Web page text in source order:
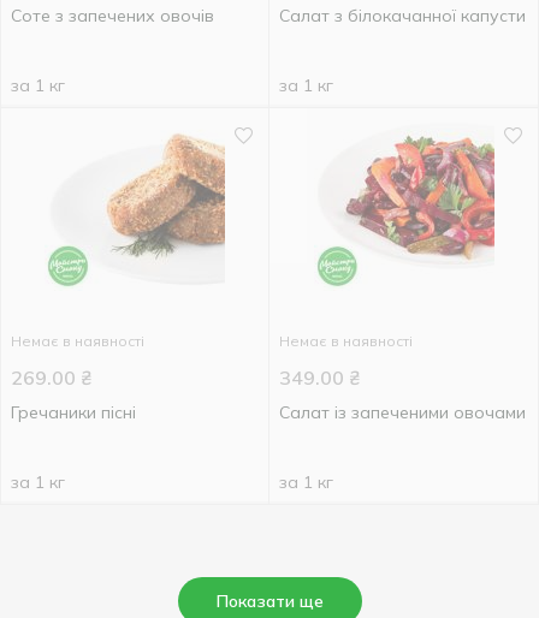
Соте з запечених овочів
за 1 кг
Салат з білокачанної капусти
за 1 кг
Немає в наявності
269.00 ₴
Гречаники пісні
за 1 кг
Немає в наявності
349.00 ₴
Салат із запеченими овочами
за 1 кг
Показати ще